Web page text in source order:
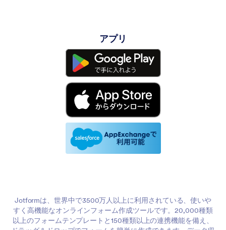
アプリ
Jotformは、世界中で3500万人以上に利用されている、使いや